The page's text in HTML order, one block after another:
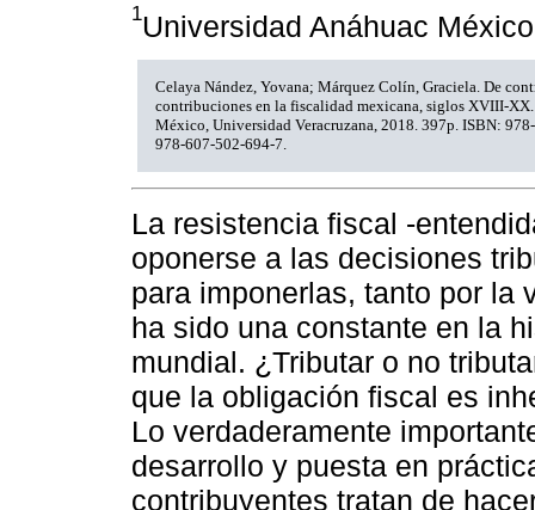
1Universidad Anáhuac México
Celaya Nández, Yovana; Márquez Colín, Graciela. De
contribuciones en la fiscalidad mexicana, siglos XVIII-
México, Universidad Veracruzana, 2018. 397p. ISBN:
978-607-502-694-7.
La resistencia fiscal -
oponerse a las decisiones
para imponerlas, tanto por la
ha sido una constante en la
mundial. ¿Tributar o no
que la obligación fiscal es
Lo verdaderamente
desarrollo y puesta en
contribuyentes tratan de